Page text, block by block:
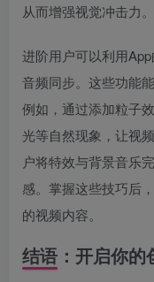
从而增强视觉冲击力。
进阶用户可以利用
音频同步。这些功能
例如，通过添加粒子
光等自然现象，让视
户将特效与背景音乐
感。掌握这些技巧后
的视频内容。
结语：开启你的